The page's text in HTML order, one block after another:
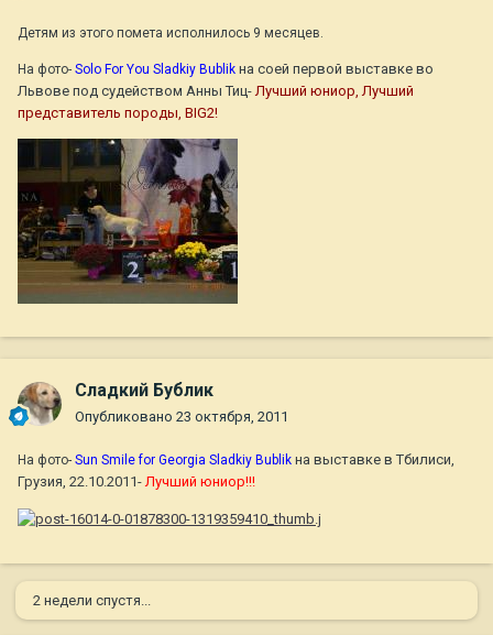
Детям из этого помета исполнилось 9 месяцев.
На фото- Solo For You Sladkiy Bublik на соей первой выставке во
Львове под судейством Анны Тиц-Лучший юниор, Лучший
представитель породы, BIG2!
Сладкий Бублик
Опубликовано 23 октября, 2011
На фото- Sun Smile for Georgia Sladkiy Bublik на выставке в Тбилиси,
Грузия, 22.10.2011-Лучший юниор!!!
2 недели спустя...